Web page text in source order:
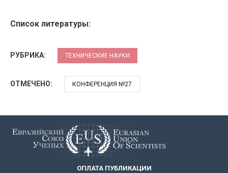
Список литературы:
РУБРИКА: ТЕХНИЧЕСКИЕ НАУКИ
ОТМЕЧЕНО: КОНФЕРЕНЦИЯ №27
ОПЛАТА ПУБЛИКАЦИИ